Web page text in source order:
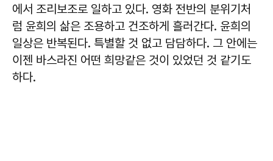
에서 조리보조로 일하고 있다. 영화 전반의 분위기처
럼 윤희의 삶은 조용하고 건조하게 흘러간다. 윤희의
일상은 반복된다. 특별할 것 없고 담담하다. 그 안에는
이젠 바스라진 어떤 희망같은 것이 있었던 것 같기도
하다.